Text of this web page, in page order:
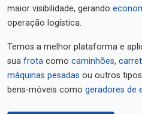
maior visibilidade, gerando
operação logística.
Temos a melhor plataforma e
sua frota como caminhões,
máquinas pesadas ou outros
bens-móveis como geradores de